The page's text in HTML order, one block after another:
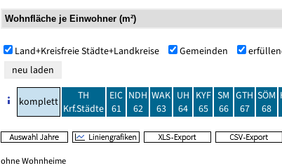
Land+Kreisfreie Städte+Landkreise Gemeinden
komplett
TH
Krf.Städte
EIC
61
NDH
62
WAK
63
UH
64
KYF
65
SM
66
GTH
67
SÖM
68
ohne Wohnheime